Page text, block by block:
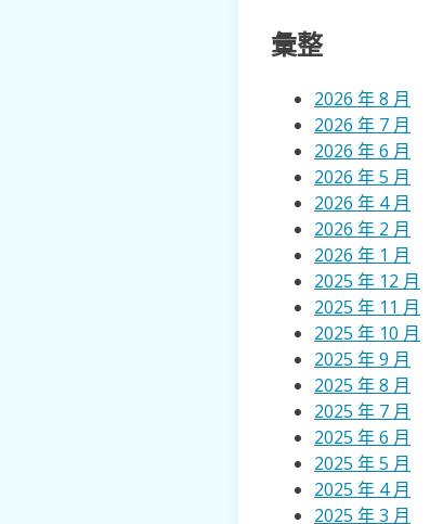
彙整
2026 年 8 月
2026 年 7 月
2026 年 6 月
2026 年 5 月
2026 年 4 月
2026 年 2 月
2026 年 1 月
2025 年 12 月
2025 年 11 月
2025 年 10 月
2025 年 9 月
2025 年 8 月
2025 年 7 月
2025 年 6 月
2025 年 5 月
2025 年 4 月
2025 年 3 月